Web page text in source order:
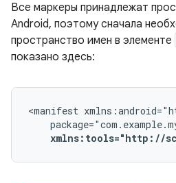
Все маркеры принадлежат
Android, поэтому сначала
пространство имен в элементе
показано здесь:
<manifest
xmlns:tools="http://